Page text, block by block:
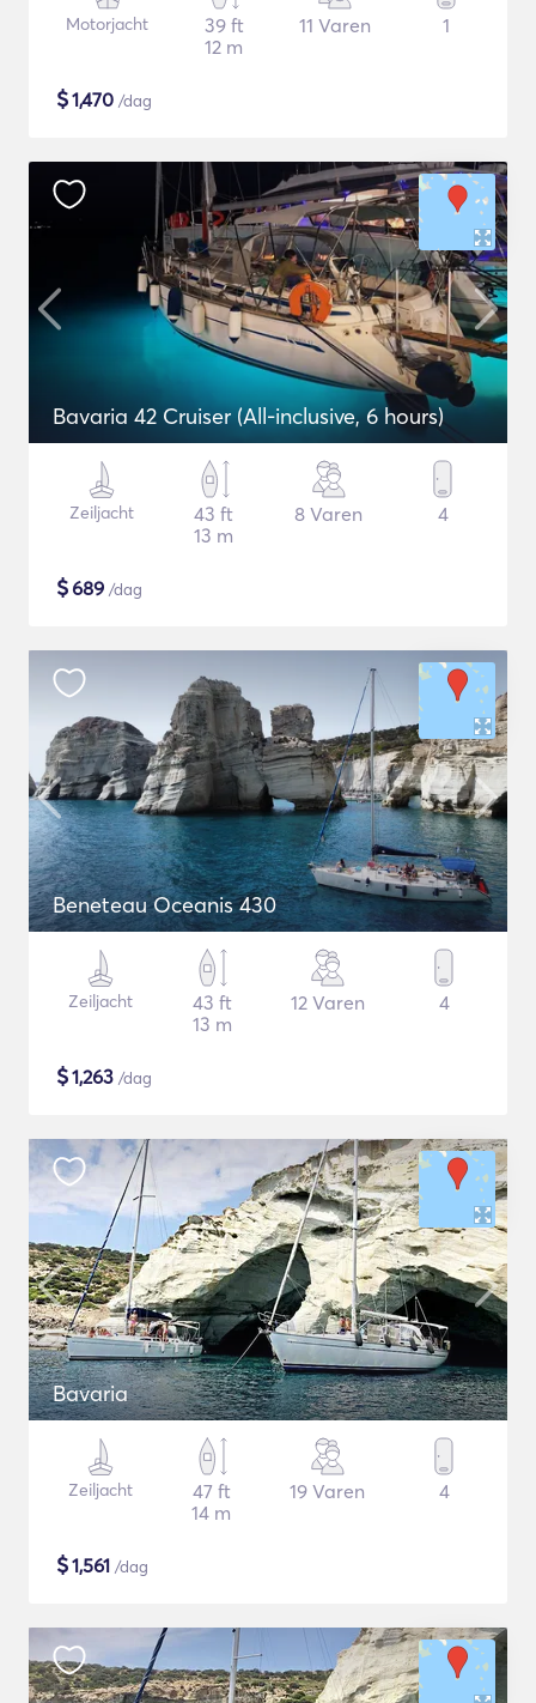
Motorjacht
39 ft
12 m
11 Varen 1
$1,470 /dag
Bavaria 42 Cruiser (All-inclusive, 6 hours)
Zeiljacht
43 ft
13 m
8 Varen 4
$689 /dag
Beneteau Oceanis 430
Zeiljacht
43 ft
13 m
12 Varen 4
$1,263 /dag
Bavaria
Zeiljacht
47 ft
14 m
19 Varen 4
$1,561 /dag